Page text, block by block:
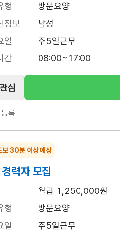
형
방문요양
정보
남성
일
주5일근무
간
08:00~17:00
관심
등록
보 30분 이상 예상
력자 모집
월급 1,250,000원
형
방문요양
일
주5일근무